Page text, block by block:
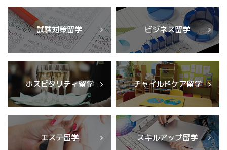
試験対策留学 ビジネス留学
ホスピタリティ留学 チャイルドケア留学
エステ留学 スキルアップ留学